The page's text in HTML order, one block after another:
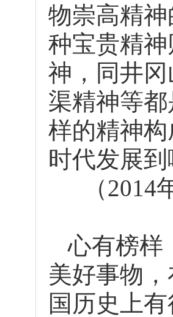
物崇高精
种宝贵精
神，同井
渠精神等
样的精神
时代发展
（
心有榜样
美好事物
国历史上